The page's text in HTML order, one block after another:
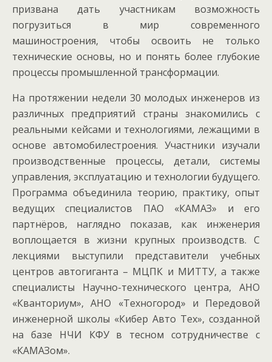
призвана дать участникам возможность
погрузиться в мир современного
машиностроения, чтобы освоить не только
технические основы, но и понять более глубокие
процессы промышленной трансформации.
На протяжении недели 30 молодых инженеров из
различных предприятий страны знакомились с
реальными кейсами и технологиями, лежащими в
основе автомобилестроения. Участники изучали
производственные процессы, детали, системы
управления, эксплуатацию и технологии будущего.
Программа объединила теорию, практику, опыт
ведущих специалистов ПАО «КАМАЗ» и его
партнёров, наглядно показав, как инженерия
воплощается в жизни крупных производств. С
лекциями выступили представители учебных
центров автогиганта – МЦПК и МИТТУ, а также
специалисты Научно-технического центра, АНО
«Кванториум», АНО «Техногород» и Передовой
инженерной школы «Кибер Авто Тех», созданной
на базе НЧИ КФУ в тесном сотрудничестве с
«КАМАЗом».